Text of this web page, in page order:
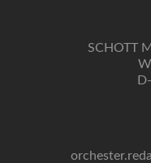
SCHOTT